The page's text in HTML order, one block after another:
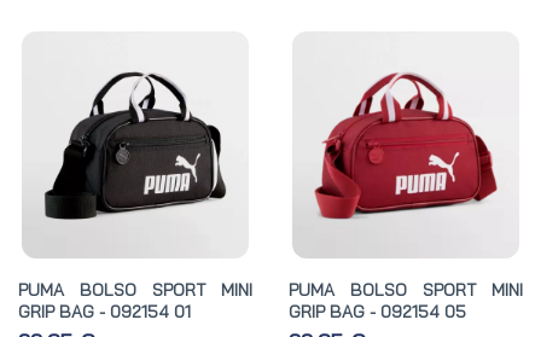
PUMA BOLSO SPORT MINI
GRIP BAG - 092154 01
PUMA BOLSO SPORT MINI
GRIP BAG - 092154 05